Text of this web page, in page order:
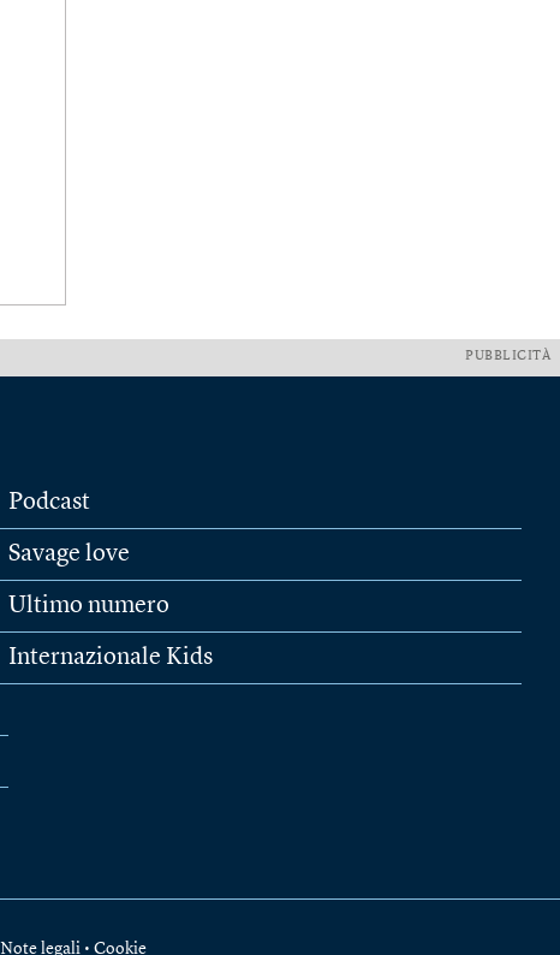
PUBBLICITÀ
Podcast
Savage love
Ultimo numero
Internazionale Kids
Note legali • Cookie